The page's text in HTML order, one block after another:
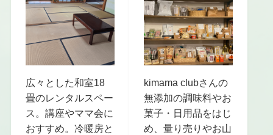
広々とした和室18
畳のレンタルスペー
ス。講座やママ会に
おすすめ。冷暖房と
kimama clubさんの
無添加の調味料やお
菓子・日用品をはじ
め、量り売りやお山